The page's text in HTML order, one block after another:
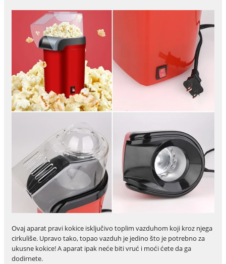
Ovaj aparat pravi kokice isključivo toplim vazduhom koji kroz njega
cirkuliše. Upravo tako, topao vazduh je jedino što je potrebno za
ukusne kokice! A aparat ipak neće biti vruć i moći ćete da ga
dodirnete.